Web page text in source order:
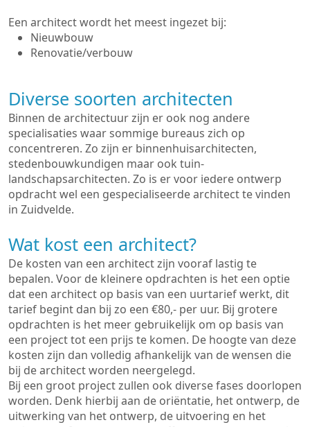
Een architect wordt het meest ingezet bij:
Nieuwbouw
Renovatie/verbouw
Diverse soorten architecten
Binnen de architectuur zijn er ook nog andere
specialisaties waar sommige bureaus zich op
concentreren. Zo zijn er binnenhuisarchitecten,
stedenbouwkundigen maar ook tuin-
landschapsarchitecten. Zo is er voor iedere ontwerp
opdracht wel een gespecialiseerde architect te vinden
in Zuidvelde.
Wat kost een architect?
De kosten van een architect zijn vooraf lastig te
bepalen. Voor de kleinere opdrachten is het een optie
dat een architect op basis van een uurtarief werkt, dit
tarief begint dan bij zo een €80,- per uur. Bij grotere
opdrachten is het meer gebruikelijk om op basis van
een project tot een prijs te komen. De hoogte van deze
kosten zijn dan volledig afhankelijk van de wensen die
bij de architect worden neergelegd.
Bij een groot project zullen ook diverse fases doorlopen
worden. Denk hierbij aan de oriëntatie, het ontwerp, de
uitwerking van het ontwerp, de uitvoering en het